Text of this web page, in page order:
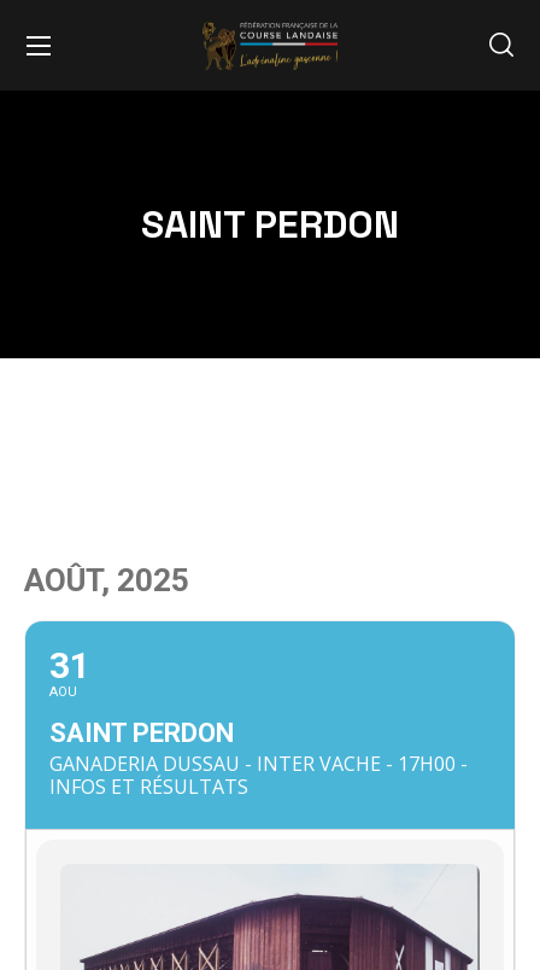
SAINT PERDON
AOÛT, 2025
31
AOU
SAINT PERDON
GANADERIA DUSSAU - INTER VACHE - 17H00 -
INFOS ET RÉSULTATS